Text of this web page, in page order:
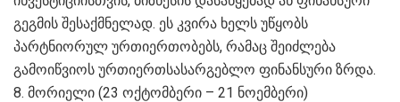
გეგმის შესაქმნელად. ეს კვირა ხელს უწყობს
პარტნიორულ ურთიერთობებს, რამაც შეიძლება
გამოიწვიოს ურთიერთსასარგებლო ფინანსური ზრდა.
8. მორიელი (23 ოქტომბერი – 21 ნოემბერი)